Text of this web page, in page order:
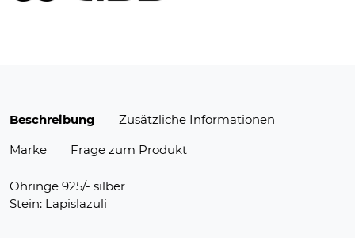
Beschreibung
Zusätzliche Informationen
Marke
Frage zum Produkt
Ohringe 925/- silber
Stein: Lapislazuli